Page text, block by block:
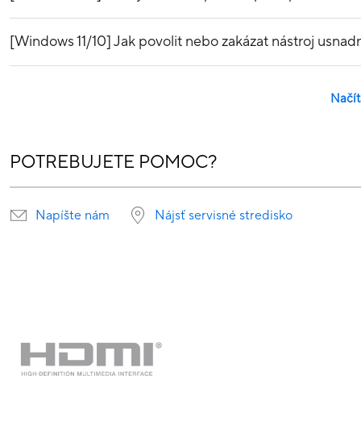
POTREBUJETE POMOC?
Napíšte nám Nájsť servisné stredisko
[Windows 11/10] Jak povolit nebo zakázat nástroj